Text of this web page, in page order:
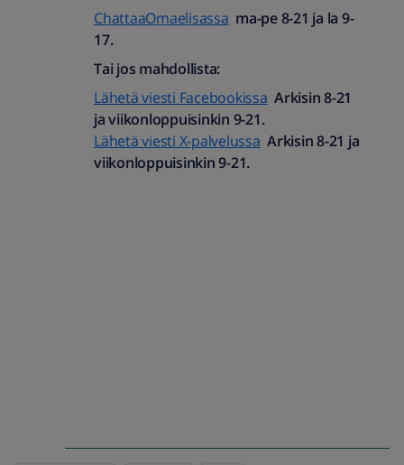
ChattaaOmaelisassa ma-pe 8-21 ja la 9-
17.
Tai jos mahdollista:
Lähetä viesti Facebookissa Arkisin 8-21
ja viikonloppuisinkin 9-21.
Lähetä viesti X-palvelussa Arkisin 8-21 ja
viikonloppuisinkin 9-21.